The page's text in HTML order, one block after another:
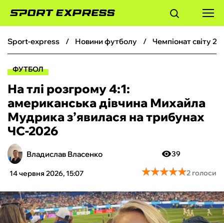
ФУТБОЛ
БОКС
ХОКЕЙ
ТЕНІС
КІБЕРСПОРТ
ЧС-2026
sport-express новини футболу чемпіонат світу
ФУТБОЛ
На тлі розгрому 4:1:
американська дівчина Михайла
Мудрика з’явилася на трибунах
ЧС-2026
Владислав Власенко
14 червня 2026, 15:07
39
★★★★★
★★★★★2 голоси